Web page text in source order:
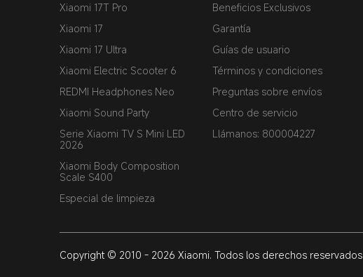
Xiaomi 17T Pro
Xiaomi 17
Xiaomi 17 Ultra
Xiaomi Electric Scooter 6
REDMI Headphones Neo
Xiaomi Sound Party
Serie Xiaomi TV S Mini LED
2026
Xiaomi Body Composition
Scale S400
Especial de limpieza
Beneficios Exclusivos
Garantía
Guías de usuario
Términos y condiciones
Preguntas sobre envíos
Centro de servicio
Llámanos: 800004227
Copyright © 2010 - 2026 Xiaomi. Todos los derechos reservados